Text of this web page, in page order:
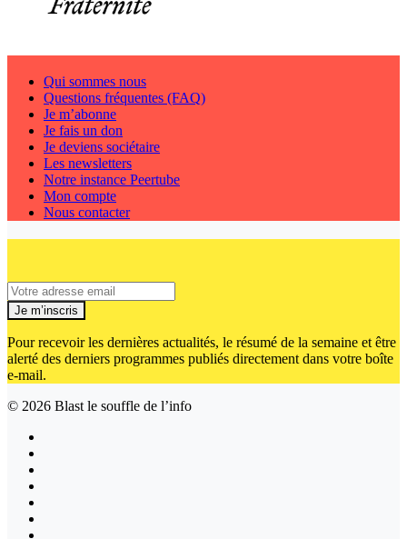
Qui sommes nous
Questions fréquentes (FAQ)
Je m’abonne
Je fais un don
Je deviens sociétaire
Les newsletters
Notre instance Peertube
Mon compte
Nous contacter
Je m’inscris
Pour recevoir les dernières actualités, le résumé de la semaine et être
alerté des derniers programmes publiés directement dans votre boîte
e-mail.
© 2026 Blast le souffle de l’info